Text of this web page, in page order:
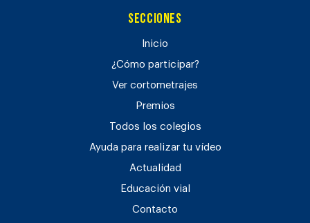
Secciones
Inicio
¿Cómo participar?
Ver cortometrajes
Premios
Todos los colegios
Ayuda para realizar tu vídeo
Actualidad
Educación vial
Contacto